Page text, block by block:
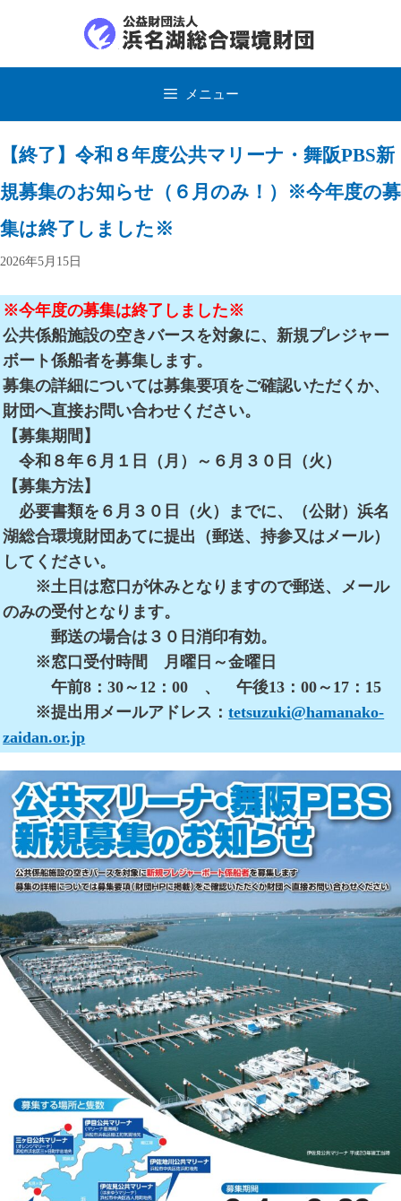
メニュー
【終了】令和８年度公共マリーナ・舞阪PBS新
規募集のお知らせ（６月のみ！）※今年度の募
集は終了しました※
2026年5月15日
※今年度の募集は終了しました※
公共係船施設の空きバースを対象に、新規プレジャー
ボート係船者を募集します。
募集の詳細については募集要項をご確認いただくか、
財団へ直接お問い合わせください。
【募集期間】
令和８年６月１日（月）～６月３０日（火）
【募集方法】
必要書類を６月３０日（火）までに、（公財）浜名
湖総合環境財団あてに提出（郵送、持参又はメール）
してください。
※土日は窓口が休みとなりますので郵送、メール
のみの受付となります。
郵送の場合は３０日消印有効。
※窓口受付時間 月曜日～金曜日
午前8：30～12：00 、 午後13：00～17：15
※提出用メールアドレス：tetsuzuki@hamanako-
zaidan.or.jp